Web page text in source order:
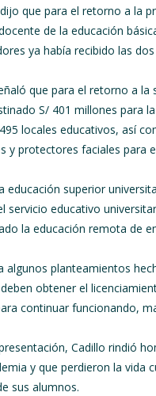
que para el retorno a la
de la educación
ya había recibido las
que para el retorno a la
S/ 401 millones para
locales educativos, así
y protectores faciales para
educación superior
servicio educativo
la educación remota de
algunos planteamientos
obtener el
continuar funcionando,
Cadillo rindió
y que perdieron la vida
sus alumnos.